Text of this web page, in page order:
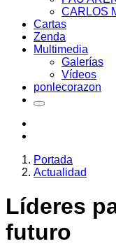
CARLOS
Cartas
Zenda
Multimedia
Galerías
Vídeos
ponlecorazon
Portada
Actualidad
Líderes
futuro